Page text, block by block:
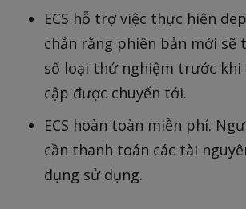
ECS hỗ trợ việc thực hiện
chắn rằng phiên bản mới sẽ
số loại thử nghiệm trước
cập được chuyển tới.
ECS hoàn toàn miễn phí.
cần thanh toán các tài
dụng sử dụng.